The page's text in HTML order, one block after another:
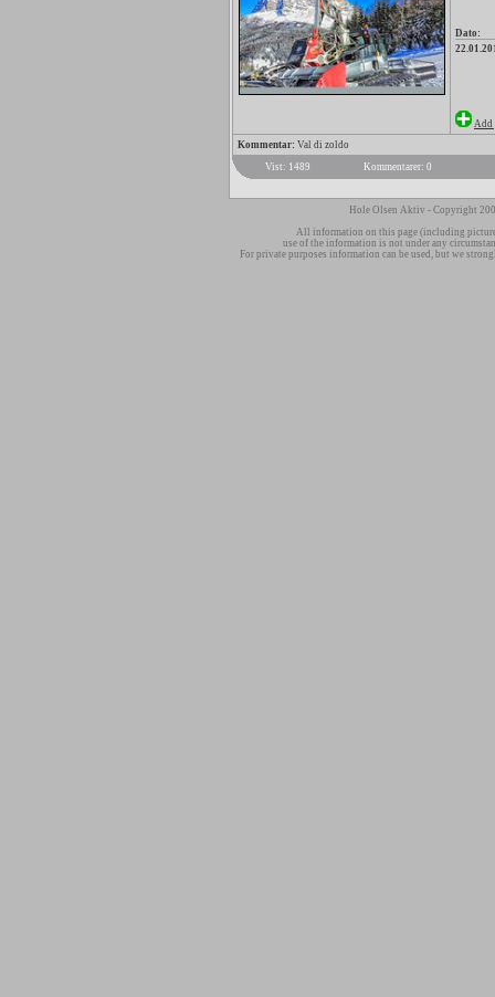
Dato:
Add
Kommentar: Val di zoldo
Vist: 1489
Kommentarer: 0
Hole Olsen Aktiv - Copyright
All information on this page (including
use of the information is not under any
For private purposes information can be used, but we